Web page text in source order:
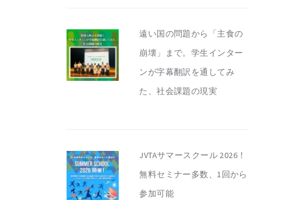
遠い国の問題から「主食の
崩壊」まで。学生インター
ンが字幕翻訳を通してみ
た、社会課題の現実
JVTAサマースクール 2026！
無料セミナー多数、1回から
参加可能